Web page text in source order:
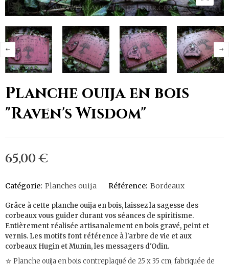
Planche ouija en bois
"Raven's Wisdom"
65,00 €
Catégorie: Planches ouija Référence: Bordeaux
Grâce à cette planche ouija en bois, laissez la sagesse des
corbeaux vous guider durant vos séances de spiritisme.
Entièrement réalisée artisanalement en bois gravé, peint et
vernis. Les motifs font référence à l'arbre de vie et aux
corbeaux Hugin et Munin, les messagers d'Odin.
⛤ Planche ouija en bois contreplaqué de 25 x 35 cm, fabriquée de